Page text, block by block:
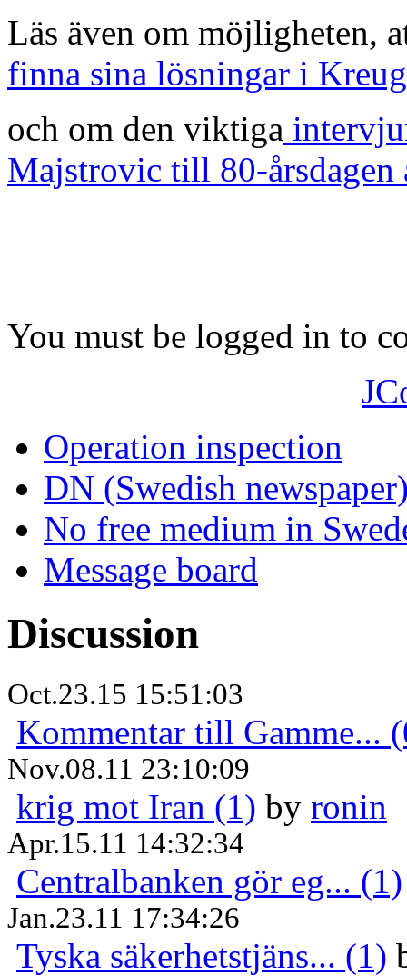
Läs även om möjligheten,
finna sina lösningar i
och om den viktiga
Majstrovic till 80-årsdagen
You must be logged in to
Operation inspection
DN (Swedish
No free medium in
Message board
Discussion
Oct.23.15 15:51:03
Kommentar till Gamme...
Nov.08.11 23:10:09
krig mot Iran (1) by ronin
Apr.15.11 14:32:34
Centralbanken gör eg... (1)
Jan.23.11 17:34:26
Tyska säkerhetstjäns... (1)